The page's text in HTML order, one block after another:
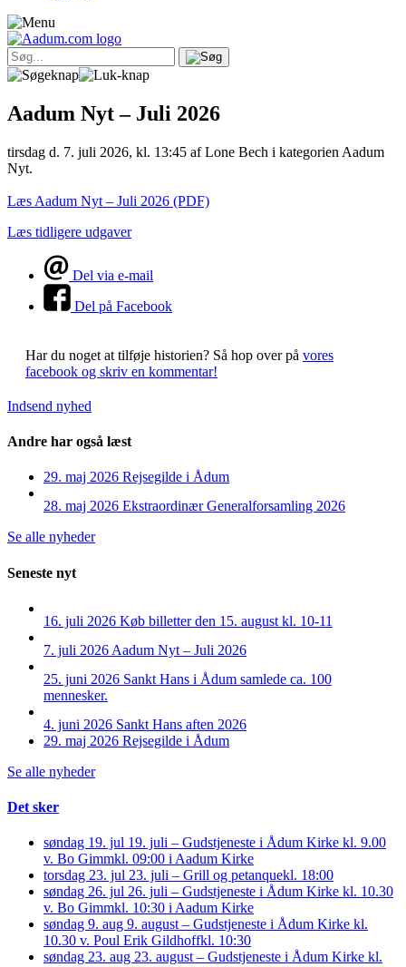
Aadum Nyt – Juli 2026
tirsdag d. 7. juli 2026, kl. 13:45 af Lone Bech i kategorien Aadum
Nyt.
Læs Aadum Nyt – Juli 2026 (PDF)
Læs tidligere udgaver
Del via e-mail
Del på Facebook
Har du noget at tilføje historien? Så hop over på vores
facebook og skriv en kommentar!
Indsend nyhed
Andre har også læst
29. maj 2026 Rejsegilde i Ådum
28. maj 2026 Ekstraordinær Generalforsamling 2026
Se alle nyheder
Seneste nyt
16. juli 2026 Køb billetter den 15. august kl. 10-11
7. juli 2026 Aadum Nyt – Juli 2026
25. juni 2026 Sankt Hans i Ådum samlede ca. 100
mennesker.
4. juni 2026 Sankt Hans aften 2026
29. maj 2026 Rejsegilde i Ådum
Se alle nyheder
Det sker
søndag 19. jul 19. juli – Gudstjeneste i Ådum Kirke kl. 9.00
v. Bo Gimmkl. 09:00 i Aadum Kirke
torsdag 23. jul 23. juli – Grill og petanquekl. 18:00
søndag 26. jul 26. juli – Gudstjeneste i Ådum Kirke kl. 10.30
v. Bo Gimmkl. 10:30 i Aadum Kirke
søndag 9. aug 9. august – Gudstjeneste i Ådum Kirke kl.
10.30 v. Poul Erik Gildhoffkl. 10:30
søndag 23. aug 23. august – Gudstjeneste i Ådum Kirke kl.